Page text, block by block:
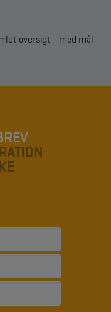
oversigt - med mål